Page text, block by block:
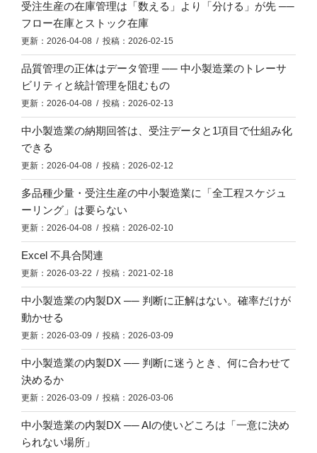
受注生産の在庫管理は「数える」より「分ける」が先 ──
フロー在庫とストック在庫
更新：2026-04-08 / 投稿：2026-02-15
品質管理の正体はデータ管理 ── 中小製造業のトレーサ
ビリティと統計管理を阻むもの
更新：2026-04-08 / 投稿：2026-02-13
中小製造業の納期回答は、受注データと1項目で仕組み化
できる
更新：2026-04-08 / 投稿：2026-02-12
多品種少量・受注生産の中小製造業に「全工程スケジュ
ーリング」は要らない
更新：2026-04-08 / 投稿：2026-02-10
Excel 不具合関連
更新：2026-03-22 / 投稿：2021-02-18
中小製造業の内製DX ── 判断に正解はない。確率だけが
動かせる
更新：2026-03-09 / 投稿：2026-03-09
中小製造業の内製DX ── 判断に迷うとき、何に合わせて
決めるか
更新：2026-03-09 / 投稿：2026-03-06
中小製造業の内製DX ── AIの使いどころは「一意に決め
られない場所」